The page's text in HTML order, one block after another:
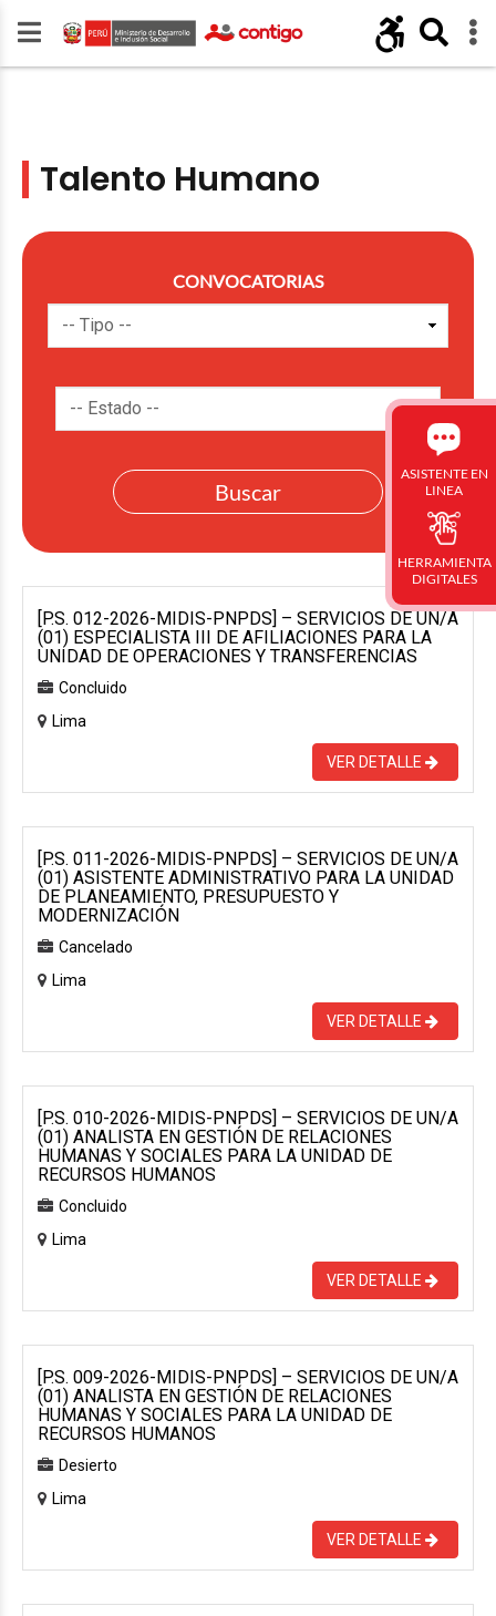
Talento Humano
CONVOCATORIAS
[P.S. 012-2026-MIDIS-PNPDS] – SERVICIOS DE UN/A
(01) ESPECIALISTA III DE AFILIACIONES PARA LA
UNIDAD DE OPERACIONES Y TRANSFERENCIAS
Concluido
Lima
VER DETALLE
[P.S. 011-2026-MIDIS-PNPDS] – SERVICIOS DE UN/A
(01) ASISTENTE ADMINISTRATIVO PARA LA UNIDAD
DE PLANEAMIENTO, PRESUPUESTO Y
MODERNIZACIÓN
Cancelado
Lima
VER DETALLE
[P.S. 010-2026-MIDIS-PNPDS] – SERVICIOS DE UN/A
(01) ANALISTA EN GESTIÓN DE RELACIONES
HUMANAS Y SOCIALES PARA LA UNIDAD DE
RECURSOS HUMANOS
Concluido
Lima
VER DETALLE
[P.S. 009-2026-MIDIS-PNPDS] – SERVICIOS DE UN/A
(01) ANALISTA EN GESTIÓN DE RELACIONES
HUMANAS Y SOCIALES PARA LA UNIDAD DE
RECURSOS HUMANOS
Desierto
Lima
VER DETALLE
ASISTENTE EN
LINEA
HERRAMIENTA
DIGITALES